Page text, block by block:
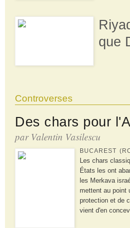
que
Controverses
Des chars pour
par Valentin Vasilescu
BUCAREST
Les chars
États les ont
les Merkava
mettent au point
protection et de
vient d'en